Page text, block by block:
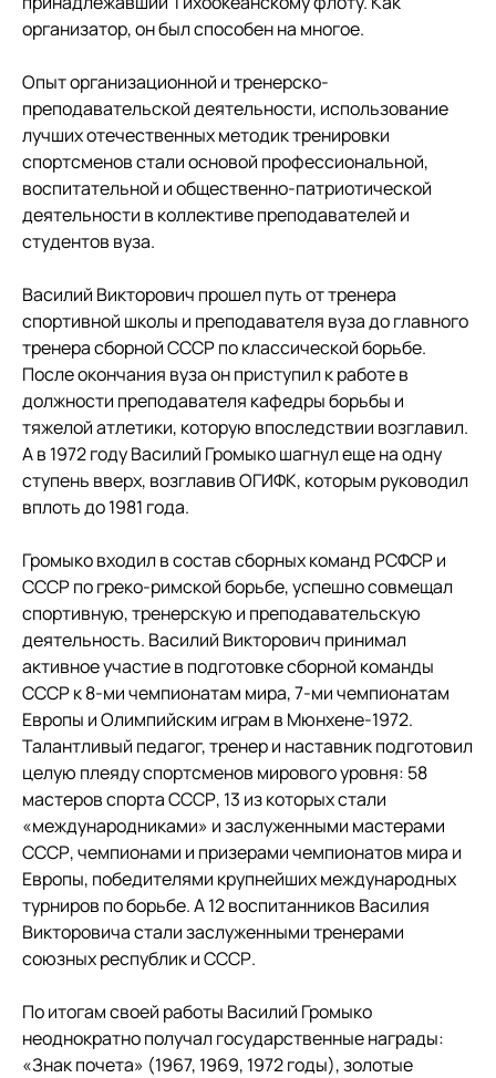
организатор, он был способен на многое.
Опыт организационной и тренерско-
преподавательской деятельности, использование
лучших отечественных методик тренировки
спортсменов стали основой профессиональной,
воспитательной и общественно-патриотической
деятельности в коллективе преподавателей и
студентов вуза.
Василий Викторович прошел путь от тренера
спортивной школы и преподавателя вуза до главного
тренера сборной СССР по классической борьбе.
После окончания вуза он приступил к работе в
должности преподавателя кафедры борьбы и
тяжелой атлетики, которую впоследствии возглавил.
А в 1972 году Василий Громыко шагнул еще на одну
ступень вверх, возглавив ОГИФК, которым руководил
вплоть до 1981 года.
Громыко входил в состав сборных команд РСФСР и
СССР по греко-римской борьбе, успешно совмещал
спортивную, тренерскую и преподавательскую
деятельность. Василий Викторович принимал
активное участие в подготовке сборной команды
СССР к 8-ми чемпионатам мира, 7-ми чемпионатам
Европы и Олимпийским играм в Мюнхене-1972.
Талантливый педагог, тренер и наставник подготовил
целую плеяду спортсменов мирового уровня: 58
мастеров спорта СССР, 13 из которых стали
«международниками» и заслуженными мастерами
СССР, чемпионами и призерами чемпионатов мира и
Европы, победителями крупнейших международных
турниров по борьбе. А 12 воспитанников Василия
Викторовича стали заслуженными тренерами
союзных республик и СССР.
По итогам своей работы Василий Громыко
неоднократно получал государственные награды:
«Знак почета» (1967, 1969, 1972 годы), золотые